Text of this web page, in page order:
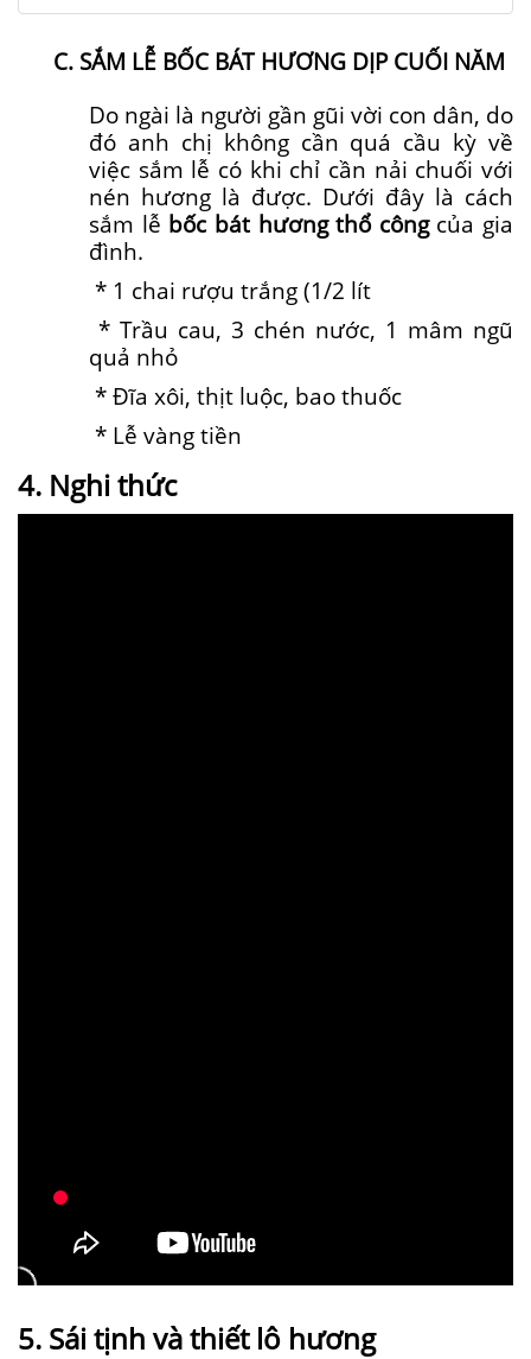
C. SẮM LỄ BỐC BÁT HƯƠNG DỊP CUỐI NĂM
Do ngài là người gần gũi vời con dân, do
đó anh chị không cần quá cầu kỳ về
việc sắm lễ có khi chỉ cần nải chuối với
nén hương là được. Dưới đây là cách
sắm lễ bốc bát hương thổ côngcủa gia
đình.
* 1 chai rượu trắng (1/2 lít
* Trầu cau, 3 chén nước, 1 mâm ngũ
quả nhỏ
* Đĩa xôi, thịt luộc, bao thuốc
* Lễ vàng tiền
4. Nghi thức
5. Sái tịnh và thiết lô hương